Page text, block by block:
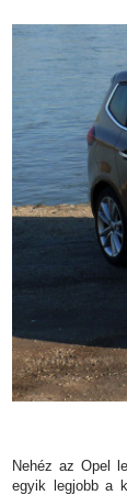
Nehéz az Opel
egyik legjobb a